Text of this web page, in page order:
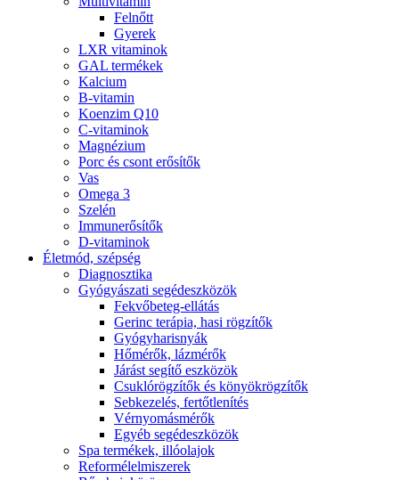
Felnőtt
Gyerek
LXR vitaminok
GAL termékek
Kalcium
B-vitamin
Koenzim Q10
C-vitaminok
Magnézium
Porc és csont erősítők
Vas
Omega 3
Szelén
Immunerősítők
D-vitaminok
Életmód, szépség
Diagnosztika
Gyógyászati segédeszközök
Fekvőbeteg-ellátás
Gerinc terápia, hasi rögzítők
Gyógyharisnyák
Hőmérők, lázmérők
Járást segítő eszközök
Csuklórögzítők és könyökrögzítők
Sebkezelés, fertőtlenítés
Vérnyomásmérők
Egyéb segédeszközök
Spa termékek, illóolajok
Reformélelmiszerek